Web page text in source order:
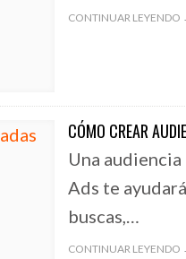
CONTINUAR LEYENDO
CÓMO CREAR
Una
Ads te
buscas,…
CONTINUAR LEYENDO